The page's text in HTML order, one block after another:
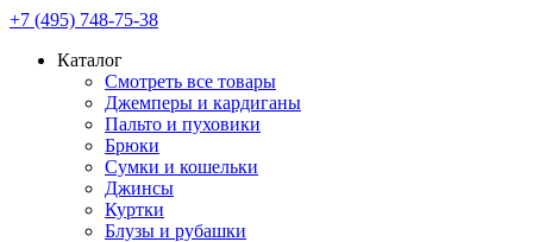
+7 (495) 748-75-38
Каталог
Смотреть все товары
Джемперы и кардиганы
Пальто и пуховики
Брюки
Сумки и кошельки
Джинсы
Куртки
Блузы и рубашки